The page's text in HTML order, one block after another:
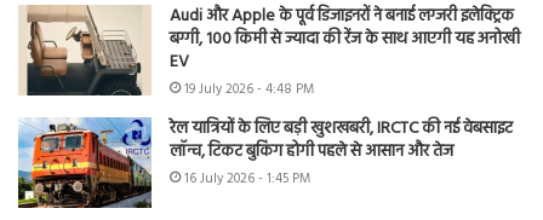
Audi और Apple के पूर्व डिजाइनरों ने बनाई लग्जरी इलेक्ट्रिक
बग्गी, 100 किमी से ज्यादा की रेंज के साथ आएगी यह अनोखी
EV
19 July 2026 - 4:48 PM
रेल यात्रियों के लिए बड़ी खुशखबरी, IRCTC की नई वेबसाइट
लॉन्च, टिकट बुकिंग होगी पहले से आसान और तेज
16 July 2026 - 1:45 PM